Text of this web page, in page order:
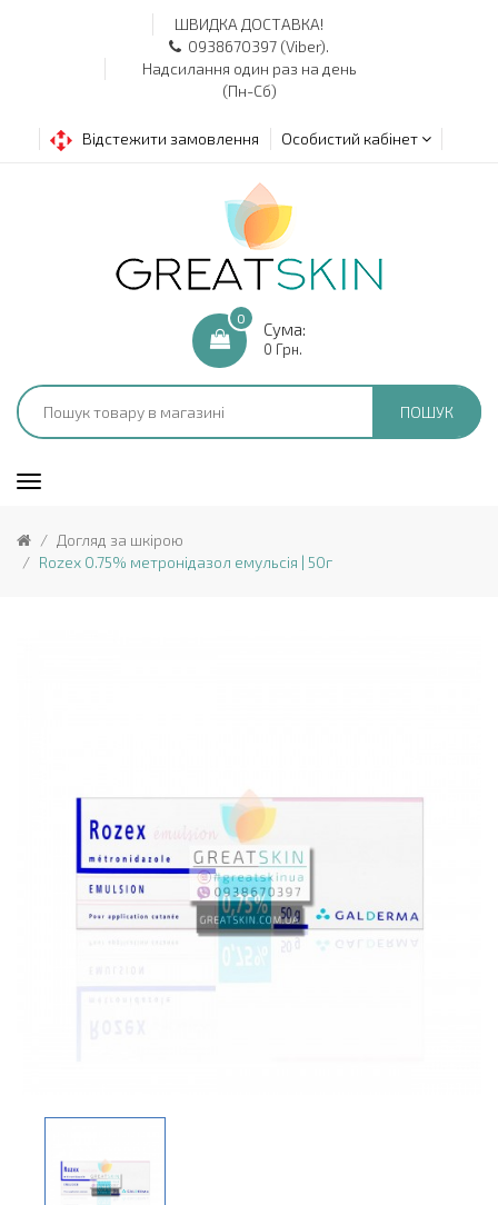
ШВИДКА ДОСТАВКА!
0938670397 (Viber).
Надсилання один раз на день
(Пн-Сб)
Відстежити замовлення Особистий кабінет
0
Сума:
0 Грн.
ПОШУК
Догляд за шкірою
Rozex 0.75% метронідазол емульсія | 50г